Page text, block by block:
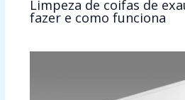
Limpeza de coifas de
fazer e como funciona